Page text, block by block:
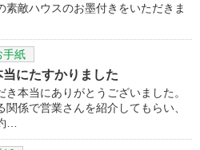
敵ハウスのお墨付きをいただきま
手紙
にたすかりました
本当にありがとうございました。
係で営業さんを紹介してもらい、
…